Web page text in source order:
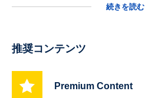
続きを読む
推奨コンテンツ
Premium Content